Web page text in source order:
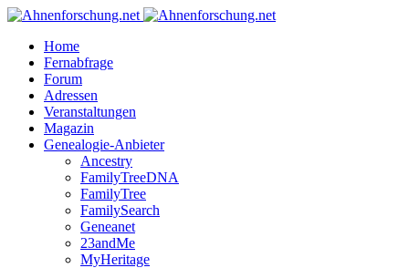
Home
Fernabfrage
Forum
Adressen
Veranstaltungen
Magazin
Genealogie-Anbieter
Ancestry
FamilyTreeDNA
FamilyTree
FamilySearch
Geneanet
23andMe
MyHeritage